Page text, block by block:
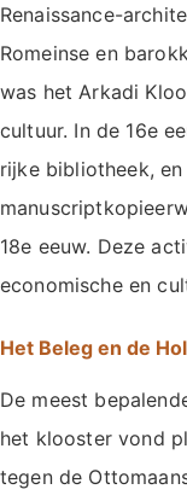
Renaissance-
Romeinse en
was het Arkadi
cultuur. In de 16e
rijke bibliotheek,
18e eeuw. Deze
economische en
Het Beleg en de
De meest
het klooster vond
tegen de